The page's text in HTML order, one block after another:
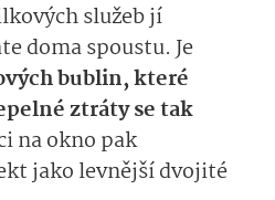
služeb jí
edoma spoustu.Je
bublin, které
ztrátysetak
na okno pak
jako lev­nějšídvojité